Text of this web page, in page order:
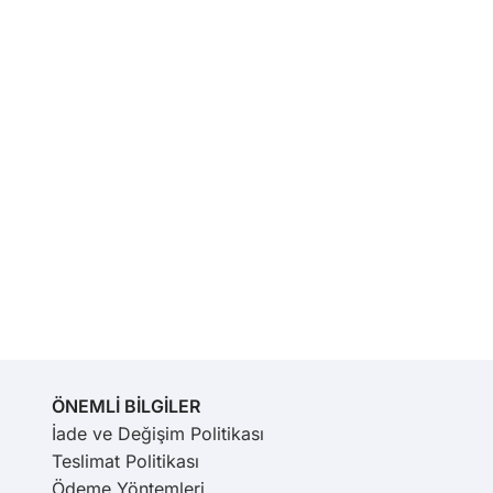
ÖNEMLİ BİLGİLER
İade ve Değişim Politikası
Teslimat Politikası